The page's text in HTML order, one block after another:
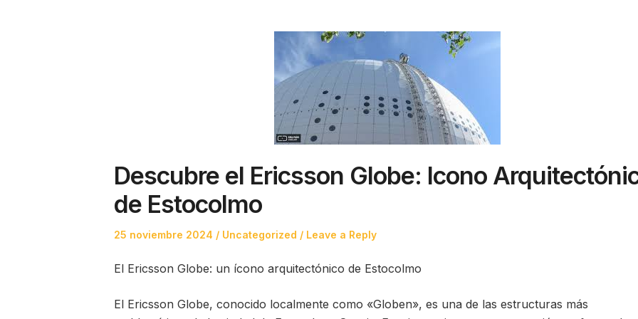
Descubre el Ericsson Globe: Icono
de Estocolmo
Posted
25 noviembre 2024
Posted
Uncategorized Leave a Reply
El Ericsson Globe: un ícono arquitectónico de Estocolmo
El Ericsson Globe, conocido localmente como «Globen», es una de las estructuras más